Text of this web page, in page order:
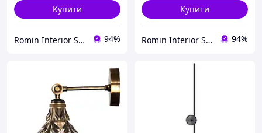
Купити
Romin Interior Store 94%
Купити
Romin Interior Store 94%